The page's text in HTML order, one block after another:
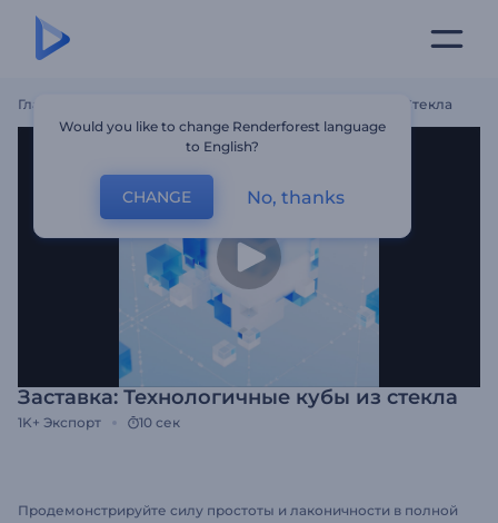
Главная Заставка: Технологичные Кубы Из Стекла
Заставка: Технологичные кубы из стекла
1K+ Экспорт 10 сек
Продемонстрируйте силу простоты и лаконичности в полной
Would you like to change Renderforest language
to English?
CHANGE No, thanks